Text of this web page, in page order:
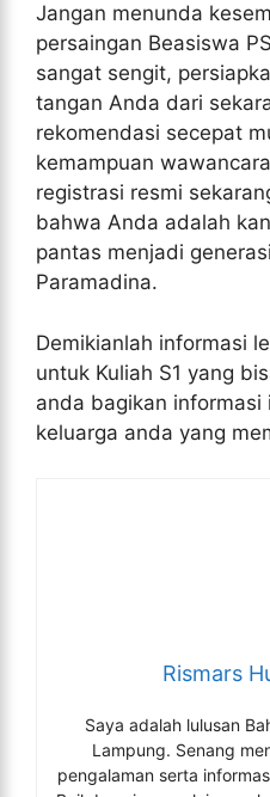
Jangan menunda
persaingan Beasiswa
sangat sengit,
tangan Anda dari
rekomendasi secepat
kemampuan
registrasi resmi
bahwa Anda adalah
pantas menjadi
Paramadina.
Demikianlah informasi
untuk Kuliah S1 yang
anda bagikan
keluarga anda yang
Rismars
Saya adalah lulusan
Lampung. Senang
pengalaman serta